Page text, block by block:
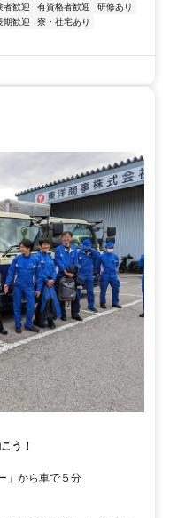
者歓迎 有資格者歓迎
研修あり
期歓迎
寮・社宅あり
う！
」から車で５分